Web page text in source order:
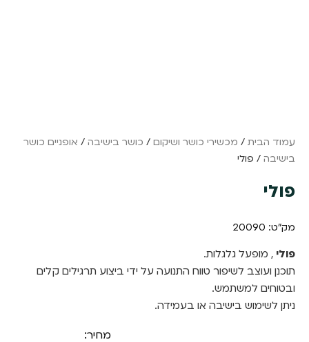
עמוד הבית / מכשירי כושר ושיקום / כושר בישיבה / אופניים כושר
בישיבה / פולי
פולי
מק"ט: 20090
פולי , מופעל גלגלות.
תוכנן ועוצב לשיפור טווח התנועה על ידי ביצוע תרגילים קלים
ובטוחים למשתמש.
ניתן לשימוש בישיבה או בעמידה.
מחיר: